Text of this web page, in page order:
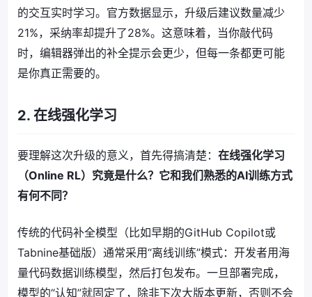
的交互实时学习。官方数据显示，升级后建议数量减少
21%，采纳率却提升了28%。这意味着，当你敲代码
时，编辑器弹出的补全提示会更少，但每一条都更可能
是你真正需要的。
2. 在线强化学习
要理解这次升级的意义，首先得搞清楚： 在线强化学习
（Online RL）究竟是什么？它和我们熟悉的AI训练方式
有何不同？
传统的代码补全模型（比如早期的GitHub Copilot或
Tabnine基础版）通常采用“离线训练”模式：开发者用海
量代码数据训练模型，然后打包发布。一旦部署完成，
模型的“认知”就固定了，除非下次大版本更新，否则不会